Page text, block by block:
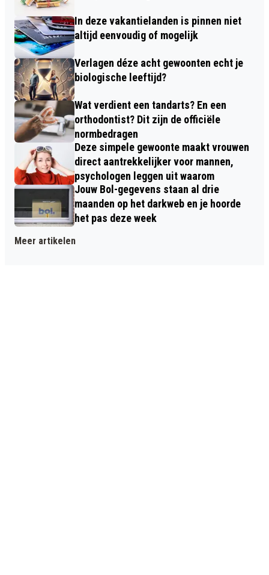
In deze vakantielanden is pinnen niet
altijd eenvoudig of mogelijk
Verlagen déze acht gewoonten echt je
biologische leeftijd?
Wat verdient een tandarts? En een
orthodontist? Dit zijn de officiële
normbedragen
Deze simpele gewoonte maakt vrouwen
direct aantrekkelijker voor mannen,
psychologen leggen uit waarom
Jouw Bol-gegevens staan al drie
maanden op het darkweb en je hoorde
het pas deze week
Meer artikelen